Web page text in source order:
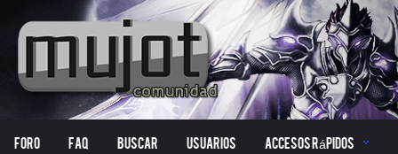
Foro FAQ Buscar Usuarios Accesos Rápidos